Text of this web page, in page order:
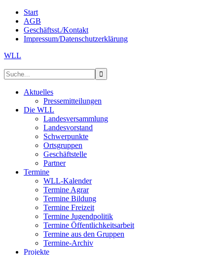
Start
AGB
Geschäftsst./Kontakt
Impressum/Datenschutzerklärung
WLL
Aktuelles
Pressemitteilungen
Die WLL
Landesversammlung
Landesvorstand
Schwerpunkte
Ortsgruppen
Geschäftstelle
Partner
Termine
WLL-Kalender
Termine Agrar
Termine Bildung
Termine Freizeit
Termine Jugendpolitik
Termine Öffentlichkeitsarbeit
Termine aus den Gruppen
Termine-Archiv
Projekte